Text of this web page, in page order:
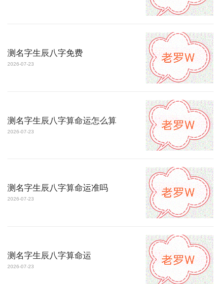
测名字生辰八字免费
2026-07-23
测名字生辰八字算命运怎么算
2026-07-23
测名字生辰八字算命运准吗
2026-07-23
测名字生辰八字算命运
2026-07-23